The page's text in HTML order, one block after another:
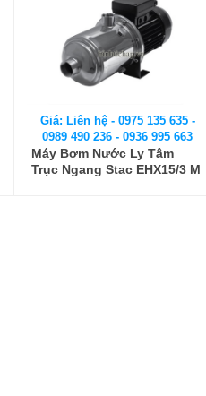
Giá: Liên hệ - 0975 135 635 -
0989 490 236 - 0936 995 663
Máy Bơm Nước Ly Tâm
Trục Ngang Stac EHX15/3 M